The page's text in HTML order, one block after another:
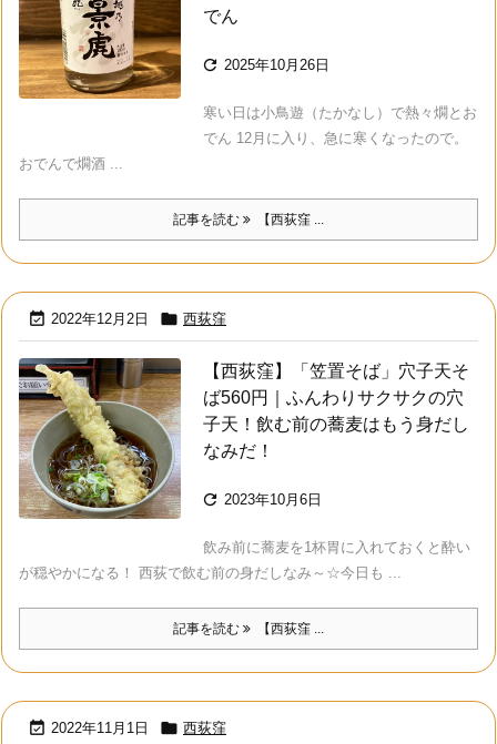
でん
 2025年10月26日
寒い日は小鳥遊（たかなし）で熱々燗とお
でん 12月に入り、急に寒くなったので。
おでんで燗酒 ...
記事を読む 【西荻窪 ...
 2022年12月2日  西荻窪
【西荻窪】「笠置そば」穴子天そ
ば560円｜ふんわりサクサクの穴
子天！飲む前の蕎麦はもう身だし
なみだ！
 2023年10月6日
飲み前に蕎麦を1杯胃に入れておくと酔い
が穏やかになる！ 西荻で飲む前の身だしなみ～☆今日も ...
記事を読む 【西荻窪 ...
 2022年11月1日  西荻窪